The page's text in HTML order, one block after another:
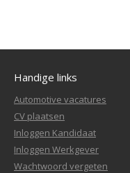
Handige links
Automotive vacatures
CV plaatsen
Inloggen Kandidaat
Inloggen Werkgever
Wachtwoord vergeten